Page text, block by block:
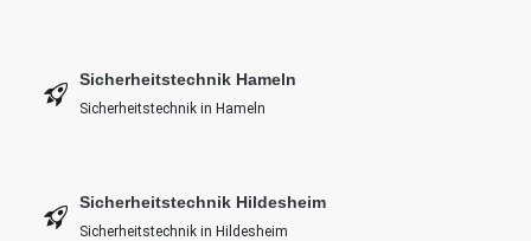
Sicherheitstechnik Hameln
Sicherheitstechnik in Hameln
Sicherheitstechnik Hildesheim
Sicherheitstechnik in Hildesheim